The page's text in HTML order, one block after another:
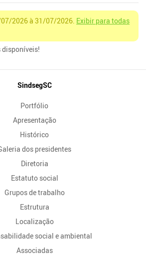
2026 à 31/07/2026. Exibir para todas
disponíveis!
SindsegSC
Portfólio
Apresentação
Histórico
dos presidentes
Diretoria
Estatuto social
Grupos de trabalho
Estrutura
Localização
social e ambiental
Associadas